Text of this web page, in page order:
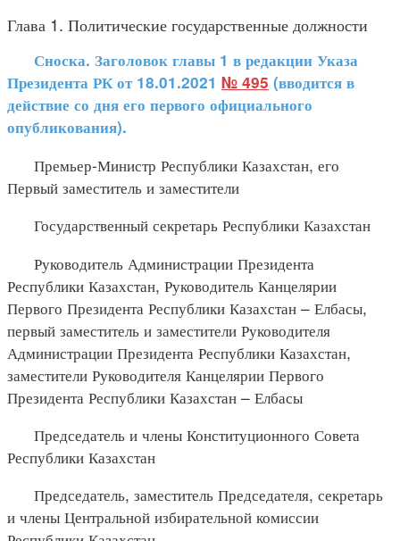
Глава 1. Политические государственные должности
Сноска. Заголовок главы 1 в редакции Указа
Президента РК от 18.01.2021 № 495 (вводится в
действие со дня его первого официального
опубликования).
Премьер-Министр Республики Казахстан, его
Первый заместитель и заместители
Государственный секретарь Республики Казахстан
Руководитель Администрации Президента
Республики Казахстан, Руководитель Канцелярии
Первого Президента Республики Казахстан – Елбасы,
первый заместитель и заместители Руководителя
Администрации Президента Республики Казахстан,
заместители Руководителя Канцелярии Первого
Президента Республики Казахстан – Елбасы
Председатель и члены Конституционного Совета
Республики Казахстан
Председатель, заместитель Председателя, секретарь
и члены Центральной избирательной комиссии